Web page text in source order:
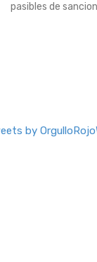
pasibles de
by